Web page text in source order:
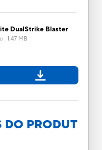
DualStrike Blaster
: 1.47 MB
DO PRODUT